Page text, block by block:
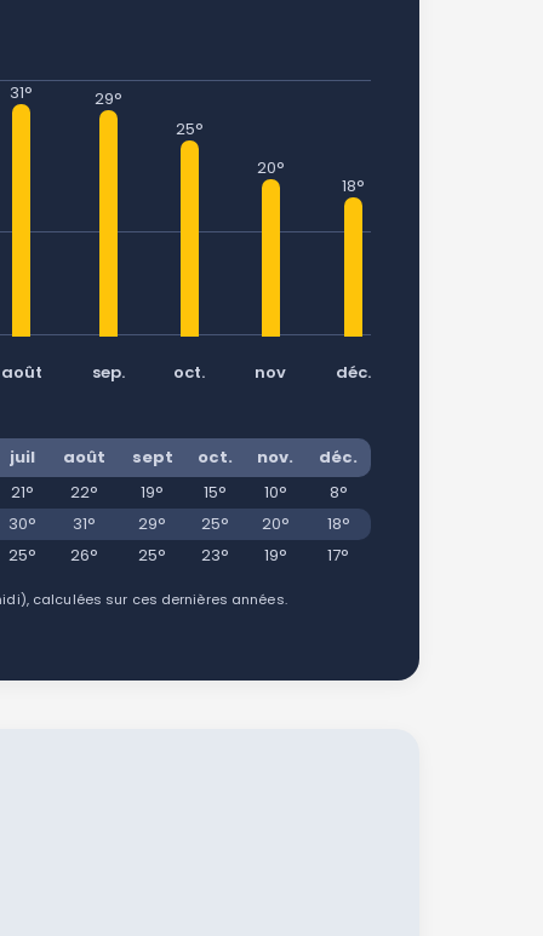
août
31°
sep.
29°
oct.
25°
nov
20°
déc.
18°
juil août sept oct. nov.
déc.
21° 22° 19° 15° 10°
8°
30° 31° 29° 25° 20°
18°
25° 26° 25° 23° 19° 17°
calculées sur ces dernières années.